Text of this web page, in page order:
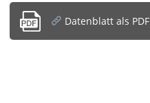
Datenblatt als PDF